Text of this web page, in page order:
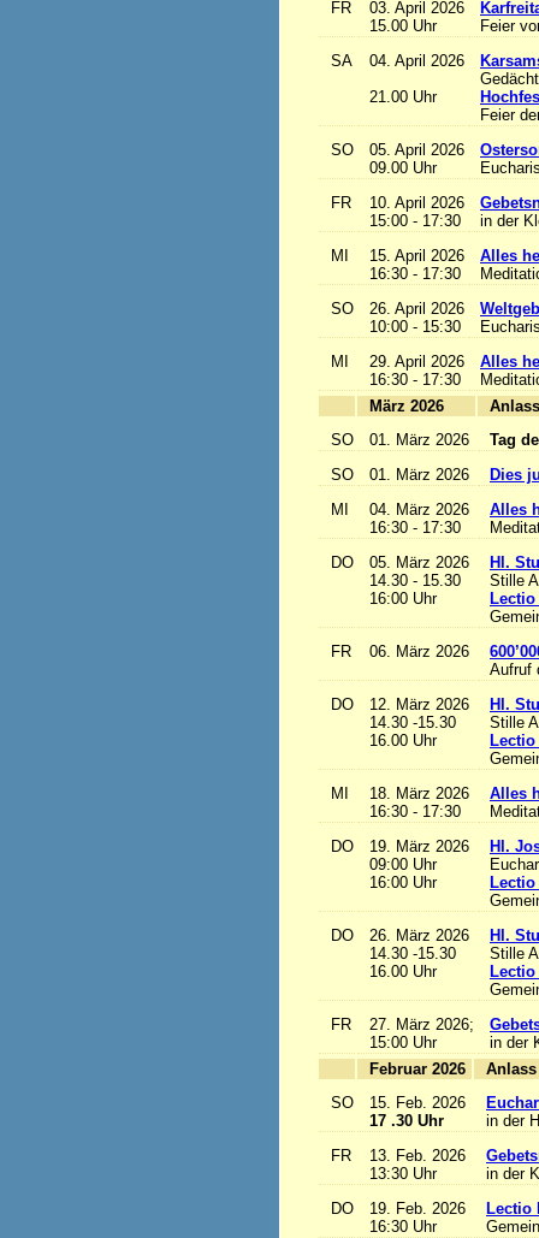
FR
03. April 2026
15.00 Uhr
Feier
SA
04. April 2026
21.00 Uhr
Feier
SO
05. April 2026
09.00 Uhr
FR
10. April 2026
15:00 - 17:30
in der
MI
15. April 2026
16:30 - 17:30
Alles
SO
26. April 2026
10:00 - 15:30
MI
29. April 2026
16:30 - 17:30
Alles
März 2026
SO
01. März 2026
Tag
SO
01. März 2026
Dies
MI
04. März 2026
16:30 - 17:30
Alles
DO
05. März 2026
14.30 - 15.30
16:00 Uhr
Hl.
Stille
FR
06. März 2026
Aufruf
DO
12. März 2026
14.30 -15.30
16.00 Uhr
Hl.
Stille
MI
18. März 2026
16:30 - 17:30
Alles
DO
19. März 2026
09:00 Uhr
16:00 Uhr
Hl.
DO
26. März 2026
14.30 -15.30
16.00 Uhr
Hl.
Stille
FR
27. März 2026;
15:00 Uhr
in der
Februar 2026
SO
15. Feb. 2026
17 .30 Uhr
in der
FR
13. Feb. 2026
13:30 Uhr
in der
DO
19. Feb. 2026
16:30 Uhr
Lectio